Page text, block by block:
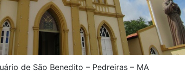
de São Benedito – Pedreiras – MA